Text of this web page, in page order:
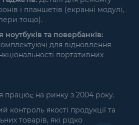
і планшетів (екранні модулі,
тощо).
та повербанків:
для відновлення
портативних
працює на ринку з 2004 року.
контроль якості продукції та
товарів, які рідко